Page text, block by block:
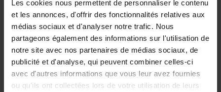
Les cookies nous permettent de personnaliser le contenu
et les annonces, d'offrir des fonctionnalités relatives aux
médias sociaux et d'analyser notre trafic. Nous
partageons également des informations sur l'utilisation de
notre site avec nos partenaires de médias sociaux, de
publicité et d'analyse, qui peuvent combiner celles-ci
avec d'autres informations que vous leur avez fournies
ou qu'ils ont collectées lors de votre utilisation de leurs